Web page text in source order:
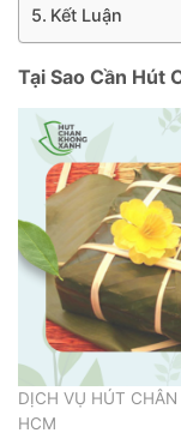
Kết Luận
Tại Sao Cần Hút
DỊCH VỤ HÚT
HCM